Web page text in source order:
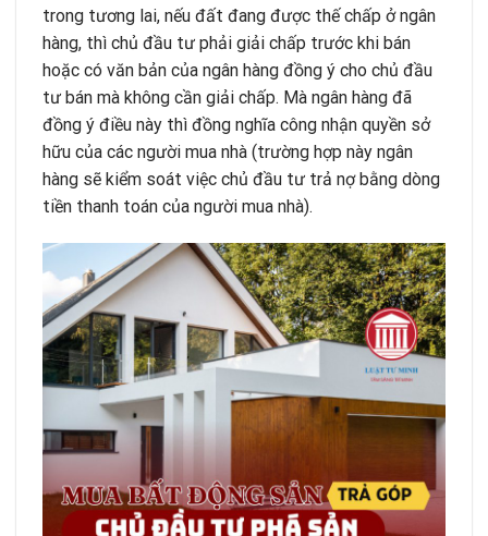
trong tương lai, nếu đất đang được thế chấp ở ngân
hàng, thì chủ đầu tư phải giải chấp trước khi bán
hoặc có văn bản của ngân hàng đồng ý cho chủ đầu
tư bán mà không cần giải chấp. Mà ngân hàng đã
đồng ý điều này thì đồng nghĩa công nhận quyền sở
hữu của các người mua nhà (trường hợp này ngân
hàng sẽ kiểm soát việc chủ đầu tư trả nợ bằng dòng
tiền thanh toán của người mua nhà).